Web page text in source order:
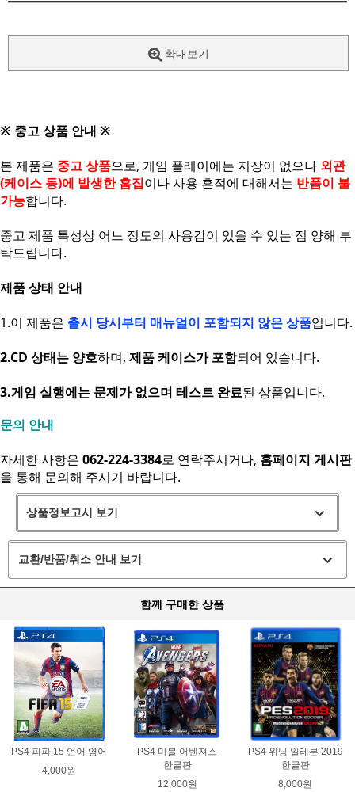
확대보기
※ 중고 상품 안내 ※
본 제품은 중고 상품으로, 게임 플레이에는 지장이 없으나 외관
(케이스 등)에 발생한 흠집이나 사용 흔적에 대해서는 반품이 불
가능합니다.
중고 제품 특성상 어느 정도의 사용감이 있을 수 있는 점 양해 부
탁드립니다.
제품 상태 안내
1.이 제품은 출시 당시부터 매뉴얼이 포함되지 않은 상품입니다.
2.CD 상태는 양호하며, 제품 케이스가 포함되어 있습니다.
3.게임 실행에는 문제가 없으며 테스트 완료된 상품입니다.
문의 안내
자세한 사항은 062-224-3384로 연락주시거나, 홈페이지 게시판
을 통해 문의해 주시기 바랍니다.
상품정보고시 보기
교환/반품/취소 안내 보기
함께 구매한 상품
PS4 피파 15 언어 영어
4,000원
PS4 마블 어벤져스
한글판
12,000원
PS4 위닝 일레븐 2019
한글판
8,000원